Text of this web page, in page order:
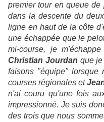
premier tour en queue
dans la descente du
ligne en haut de la côte
une échappée que le
mi-course, je
Christian Jourdan que
faisons "équipe" lorsque
courses régionales et
n'ai couru qu'une fois
impressionné. Je suis
des trois que nous